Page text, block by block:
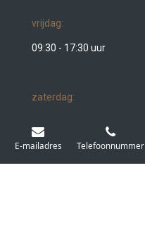
vrijdag:
09:30 - 17:30 uur
zaterdag:
E-mailadres Telefoonnummer